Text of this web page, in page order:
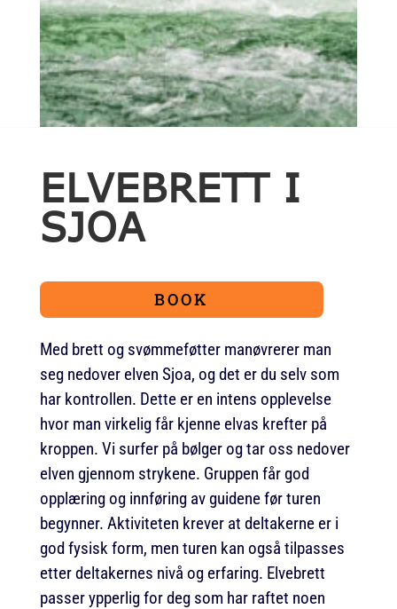
ELVEBRETT I
SJOA
BOOK
Med brett og svømmeføtter manøvrerer man
seg nedover elven Sjoa, og det er du selv som
har kontrollen. Dette er en intens opplevelse
hvor man virkelig får kjenne elvas krefter på
kroppen. Vi surfer på bølger og tar oss nedover
elven gjennom strykene. Gruppen får god
opplæring og innføring av guidene før turen
begynner. Aktiviteten krever at deltakerne er i
god fysisk form, men turen kan også tilpasses
etter deltakernes nivå og erfaring. Elvebrett
passer ypperlig for deg som har raftet noen